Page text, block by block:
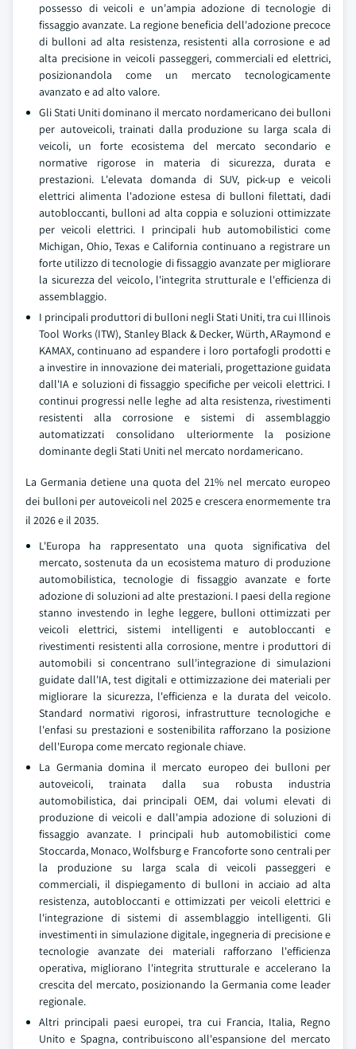
possesso di veicoli e un'ampia adozione di tecnologie di
fissaggio avanzate. La regione beneficia dell'adozione precoce
di bulloni ad alta resistenza, resistenti alla corrosione e ad
alta precisione in veicoli passeggeri, commerciali ed elettrici,
posizionandola come un mercato tecnologicamente
avanzato e ad alto valore.
Gli Stati Uniti dominano il mercato nordamericano dei bulloni
per autoveicoli, trainati dalla produzione su larga scala di
veicoli, un forte ecosistema del mercato secondario e
normative rigorose in materia di sicurezza, durata e
prestazioni. L'elevata domanda di SUV, pick-up e veicoli
elettrici alimenta l'adozione estesa di bulloni filettati, dadi
autobloccanti, bulloni ad alta coppia e soluzioni ottimizzate
per veicoli elettrici. I principali hub automobilistici come
Michigan, Ohio, Texas e California continuano a registrare un
forte utilizzo di tecnologie di fissaggio avanzate per migliorare
la sicurezza del veicolo, l'integrita strutturale e l'efficienza di
assemblaggio.
I principali produttori di bulloni negli Stati Uniti, tra cui Illinois
Tool Works (ITW), Stanley Black & Decker, Würth, ARaymond e
KAMAX, continuano ad espandere i loro portafogli prodotti e
a investire in innovazione dei materiali, progettazione guidata
dall'IA e soluzioni di fissaggio specifiche per veicoli elettrici. I
continui progressi nelle leghe ad alta resistenza, rivestimenti
resistenti alla corrosione e sistemi di assemblaggio
automatizzati consolidano ulteriormente la posizione
dominante degli Stati Uniti nel mercato nordamericano.
La Germania detiene una quota del 21% nel mercato europeo
dei bulloni per autoveicoli nel 2025 e crescera enormemente tra
il 2026 e il 2035.
L'Europa ha rappresentato una quota significativa del
mercato, sostenuta da un ecosistema maturo di produzione
automobilistica, tecnologie di fissaggio avanzate e forte
adozione di soluzioni ad alte prestazioni. I paesi della regione
stanno investendo in leghe leggere, bulloni ottimizzati per
veicoli elettrici, sistemi intelligenti e autobloccanti e
rivestimenti resistenti alla corrosione, mentre i produttori di
automobili si concentrano sull'integrazione di simulazioni
guidate dall'IA, test digitali e ottimizzazione dei materiali per
migliorare la sicurezza, l'efficienza e la durata del veicolo.
Standard normativi rigorosi, infrastrutture tecnologiche e
l'enfasi su prestazioni e sostenibilita rafforzano la posizione
dell'Europa come mercato regionale chiave.
La Germania domina il mercato europeo dei bulloni per
autoveicoli, trainata dalla sua robusta industria
automobilistica, dai principali OEM, dai volumi elevati di
produzione di veicoli e dall'ampia adozione di soluzioni di
fissaggio avanzate. I principali hub automobilistici come
Stoccarda, Monaco, Wolfsburg e Francoforte sono centrali per
la produzione su larga scala di veicoli passeggeri e
commerciali, il dispiegamento di bulloni in acciaio ad alta
resistenza, autobloccanti e ottimizzati per veicoli elettrici e
l'integrazione di sistemi di assemblaggio intelligenti. Gli
investimenti in simulazione digitale, ingegneria di precisione e
tecnologie avanzate dei materiali rafforzano l'efficienza
operativa, migliorano l'integrita strutturale e accelerano la
crescita del mercato, posizionando la Germania come leader
regionale.
Altri principali paesi europei, tra cui Francia, Italia, Regno
Unito e Spagna, contribuiscono all'espansione del mercato